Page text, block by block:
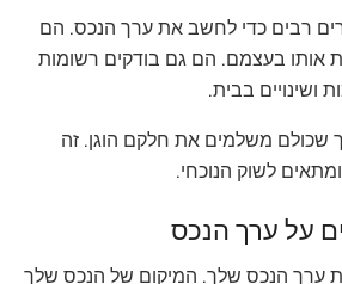
רבים כדי לחשב את ערך הנכס. הם
אותו בעצמם. הם גם בודקים רשומות
ושינויים בבית.
שכולם משלמים את חלקם הוגן. זה
לשוק הנוכחי.
על ערך הנכס
ערך הנכס שלך. המיקום של הנכס שלך